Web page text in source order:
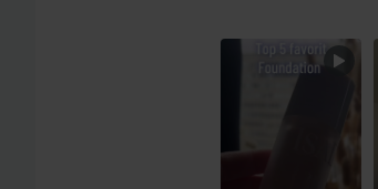
HOPPA ÖVER SEKTIONEN